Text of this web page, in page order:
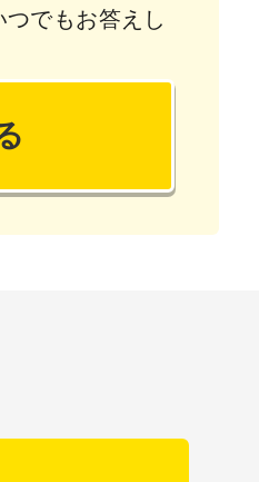
でもお答えし